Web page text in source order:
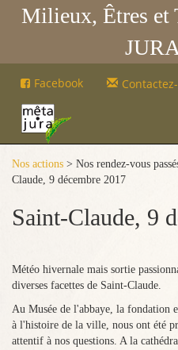
Milieux, Êtres et
Jura Facebook
Mêta-
Nos actions > Nos rendez-vous
Claude, 9 décembre 2017
Saint-Claude, 9
Météo hivernale mais sortie
diverses facettes de Saint-Claude.
Au Musée de l'abbaye, la fondation
à l'histoire de la ville, nous ont été
attentif à nos questions. A la